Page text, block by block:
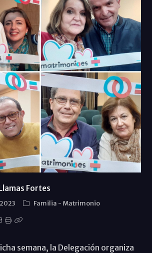
Fortes
Familia - Matrimonio
semana, la Delegación organiza